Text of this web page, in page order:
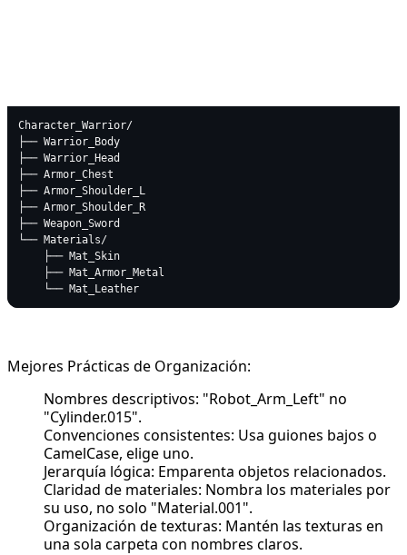
Character_Warrior/
├── Warrior_Body
├── Warrior_Head
├── Armor_Chest
├── Armor_Shoulder_L
├── Armor_Shoulder_R
├── Weapon_Sword
└── Materials/
    ├── Mat_Skin
    ├── Mat_Armor_Metal
Mejores Prácticas de Organización:
Nombres descriptivos: "Robot_Arm_Left" no
"Cylinder.015".
Convenciones consistentes: Usa guiones bajos o
CamelCase, elige uno.
Jerarquía lógica: Emparenta objetos relacionados.
Claridad de materiales: Nombra los materiales por
su uso, no solo "Material.001".
Organización de texturas: Mantén las texturas en
una sola carpeta con nombres claros.